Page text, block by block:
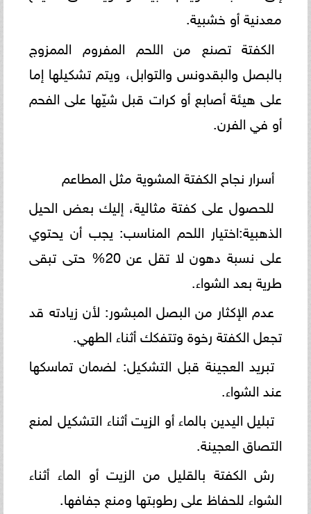
معدنية أو خشبية.
الكفتة تصنع من اللحم المفروم الممزوج
بالبصل والبقدونس والتوابل، ويتم تشكيلها إما
على هيئة أصابع أو كرات قبل شيّها على الفحم
أو في الفرن.
أسرار نجاح الكفتة المشوية مثل المطاعم
للحصول على كفتة مثالية، إليك بعض الحيل
الذهبية:اختيار اللحم المناسب: يجب أن يحتوي
على نسبة دهون لا تقل عن 20% حتى تبقى
طرية بعد الشواء.
عدم الإكثار من البصل المبشور: لأن زيادته قد
تجعل الكفتة رخوة وتتفكك أثناء الطهي.
تبريد العجينة قبل التشكيل: لضمان تماسكها
عند الشواء.
تبليل اليدين بالماء أو الزيت أثناء التشكيل لمنع
التصاق العجينة.
رش الكفتة بالقليل من الزيت أو الماء أثناء
الشواء للحفاظ على رطوبتها ومنع جفافها.